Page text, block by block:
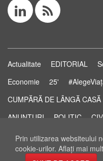
Prin utilizarea websiteului
cookie-urilor. Aflaţi mai
Actualitate EDITORIAL
Economie
25'
CUMPĂRĂ DE LÂNGĂ CASĂ
ANUNȚURI
POLITIC
Știri...să știi!
Pastila de
RSS Feed